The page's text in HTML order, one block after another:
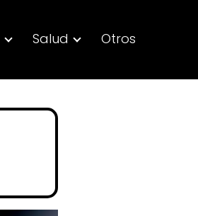
Salud Otros